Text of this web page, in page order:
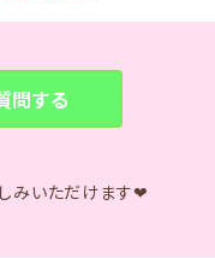
問する
しみいただけます❤